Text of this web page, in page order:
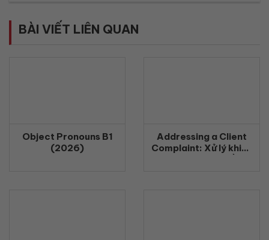
BÀI VIẾT LIÊN QUAN
Object Pronouns B1
(2026)
Addressing a Client
Complaint: Xử lý khiếu